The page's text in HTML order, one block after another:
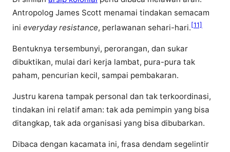
Antropolog James Scott menamai tindakan semacam
ini everyday resistance, perlawanan sehari-hari. [11]
Bentuknya tersembunyi, perorangan, dan sukar
dibuktikan, mulai dari kerja lambat, pura-pura tak
paham, pencurian kecil, sampai pembakaran.
Justru karena tampak personal dan tak terkoordinasi,
tindakan ini relatif aman: tak ada pemimpin yang bisa
ditangkap, tak ada organisasi yang bisa dibubarkan.
Dibaca dengan kacamata ini, frasa dendam segelintir